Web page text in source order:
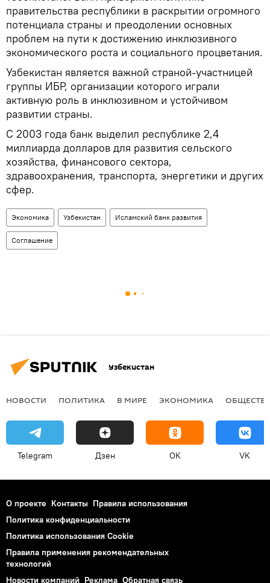
правительства республики в раскрытии огромного
потенциала страны и преодолении основных
проблем на пути к достижению инклюзивного
экономического роста и социального процветания.
Узбекистан является важной страной-участницей
группы ИБР, организации которого играли
активную роль в инклюзивном и устойчивом
развитии страны.
С 2003 года банк выделил республике 2,4
миллиарда долларов для развития сельского
хозяйства, финансового сектора,
здравоохранения, транспорта, энергетики и других
сфер.
Экономика Узбекистан Исламский банк развития
Соглашение
Узбекистан
НОВОСТИ ПОЛИТИКА В МИРЕ ЭКОНОМИКА
Telegram Дзен OK VK
О проекте Контакты Правила использования
Политика конфиденциальности
Политика использования Cookie
Правила применения рекомендательных
технологий
Новости компаний Реклама Обратная связь